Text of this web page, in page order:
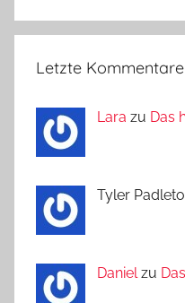
Letzte Kommentare
Lara zu Das
Tyler
Daniel zu